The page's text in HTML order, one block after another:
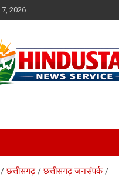
2026
News
छत्तीसगढ़
छत्तीसगढ़ जनसंपर्क